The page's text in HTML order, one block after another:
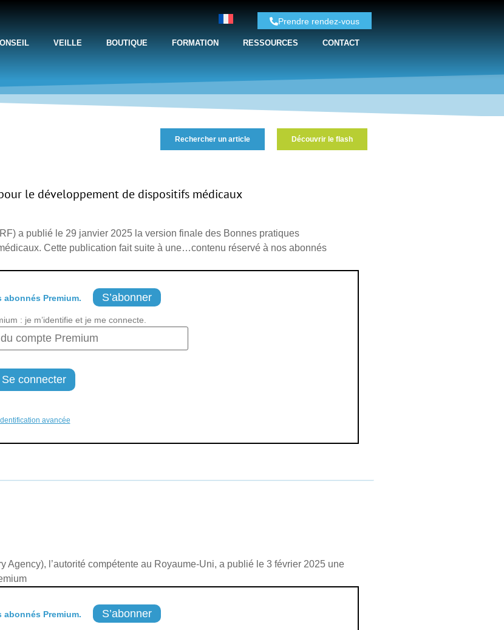
Prendre rendez-vous
VEILLE BOUTIQUE FORMATION RESSOURCES CONTACT
Rechercher un article Découvrir le flash
le développement de dispositifs médicaux
a publié le 29 janvier 2025 la version finale des Bonnes pratiques
Cette publication fait suite à une…contenu réservé à nos abonnés
abonnés Premium. S’abonner
: je m’identifie et je me connecte.
Identification avancée
l’autorité compétente au Royaume-Uni, a publié le 3 février 2025 une
abonnés Premium. S’abonner